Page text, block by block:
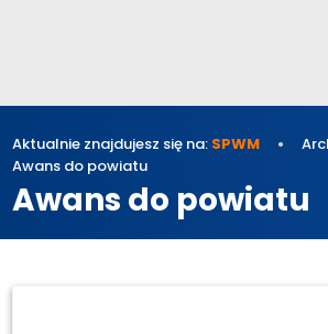
Aktualnie znajdujesz się na: SPWM
Awans do powiatu
Awans do powiatu